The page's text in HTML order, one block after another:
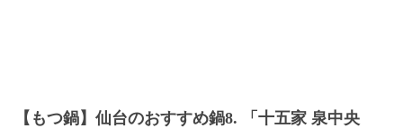
【もつ鍋】仙台のおすすめ鍋8. 「十五家 泉中央